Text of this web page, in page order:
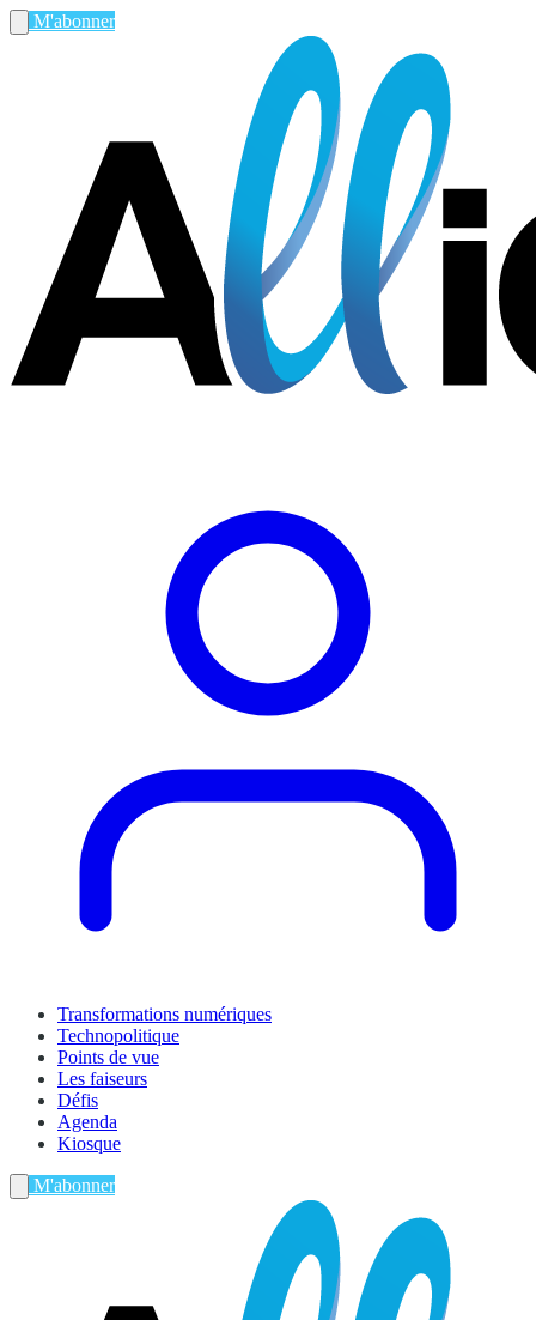
M'abonner
Transformations numériques
Technopolitique
Points de vue
Les faiseurs
Défis
Agenda
Kiosque
M'abonner